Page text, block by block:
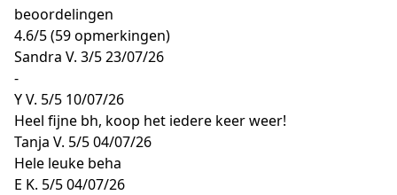
beoordelingen
4.6/5(59 opmerkingen)
Sandra V. 3/523/07/26
-
Y V. 5/5 10/07/26
Heel fijne bh, koop het iedere keer weer!
Tanja V. 5/504/07/26
Hele leuke beha
E K. 5/504/07/26